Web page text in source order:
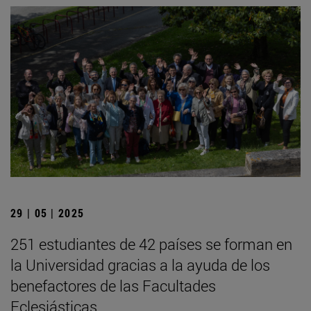
29 | 05 | 2025
251 estudiantes de 42 países se forman en
la Universidad gracias a la ayuda de los
benefactores de las Facultades
Eclesiásticas